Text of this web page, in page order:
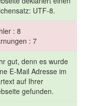
UTF-8.
: 8
: 7
gut, denn es wurde
E-Mail Adresse im
auf Ihrer
gefunden.